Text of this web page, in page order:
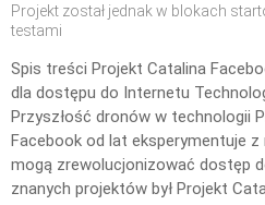
Projekt został jednak w blokach
testami
Spis treści Projekt Catalina
dla dostępu do Internetu
Przyszłość dronów w technologii
Facebook od lat eksperymentuje
mogą zrewolucjonizować dostęp
znanych projektów był Projekt